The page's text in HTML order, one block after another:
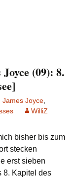
(09): 8.
James Joyce
WilliZ
bisher bis zum
stecken
erst sieben
8. Kapitel des